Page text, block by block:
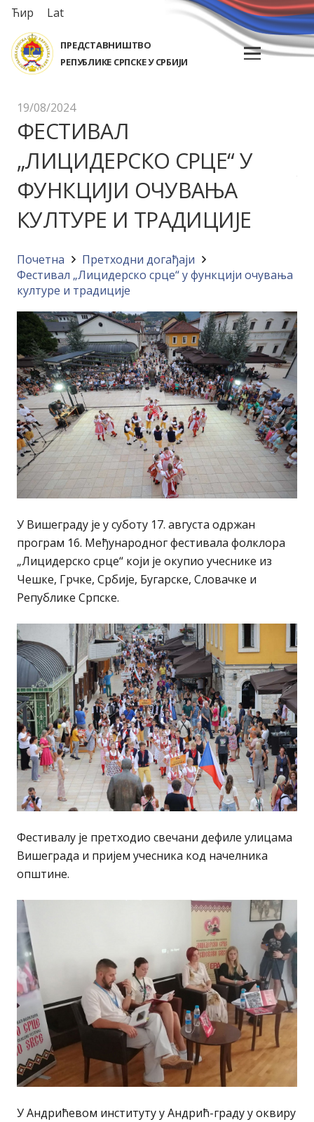
Ћир Lat
ПРЕДСТАВНИШТВО
РЕПУБЛИКЕ СРПСКЕ У СРБИЈИ
19/08/2024
ФЕСТИВАЛ
„ЛИЦИДЕРСКО СРЦЕ“ У
ФУНКЦИЈИ ОЧУВАЊА
КУЛТУРЕ И ТРАДИЦИЈЕ
Почетна
Претходни догађаји
Фестивал „Лицидерско срце“ у функцији очувања
културе и традиције
У Вишеграду је у суботу 17. августа одржан
програм 16. Међународног фестивала фолклора
„Лицидерско срце“ који је окупио учеснике из
Чешке, Грчке, Србије, Бугарске, Словачке и
Републике Српске.
Фестивалу је претходио свечани дефиле улицама
Вишеграда и пријем учесника код начелникa
општине.
У Андрићевом институту у Андрић-граду у оквиру